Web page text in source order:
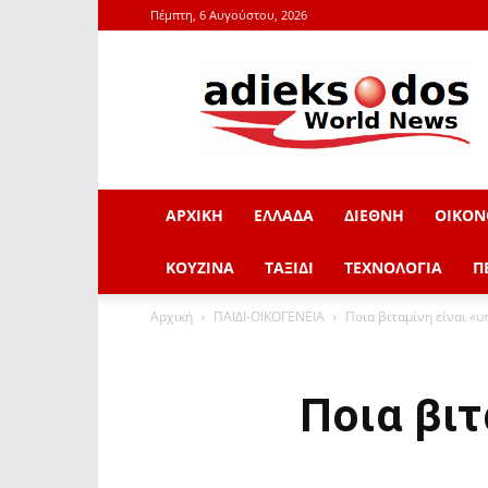
Πέμπτη, 6 Αυγούστου, 2026
adieksodos.gr
ΑΡΧΙΚΗ ΕΛΛΑΔΑ ΔΙΕΘΝΗ
ΚΟΥΖΙΝΑ ΤΑΞΙΔΙ ΤΕΧΝΟΛΟΓΙΑ
Αρχική ΠΑΙΔΙ-ΟΙΚΟΓΕΝΕΙΑ Ποια βιταμίνη είναι
Ποια